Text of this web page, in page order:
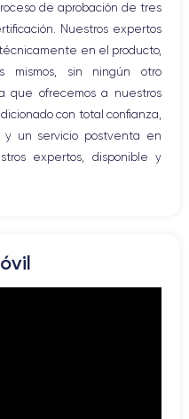
de aprobación de tres
Nuestros expertos
en el producto,
mismos, sin ningún otro
que ofrecemos a nuestros
con total confianza,
un servicio postventa en
expertos, disponible y